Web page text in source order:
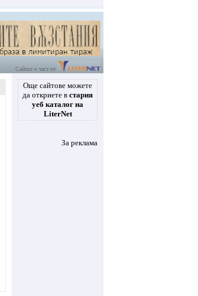
Сайтът е част от
Още сайтове можете
да откриете в стария
уеб каталог на
LiterNet
За реклама